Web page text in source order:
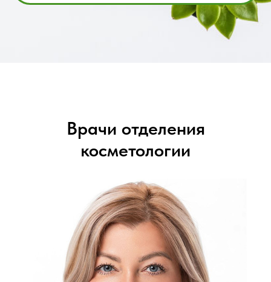
Врачи отделения
косметологии